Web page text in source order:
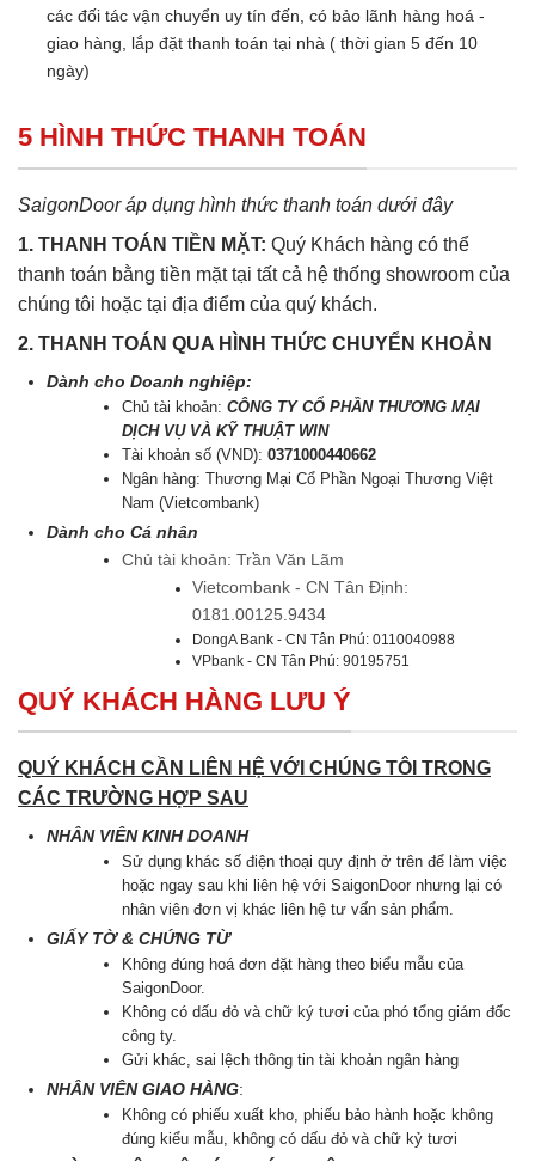
các đối tác vận chuyển uy tín đến, có bảo lãnh hàng hoá -
giao hàng, lắp đặt thanh toán tại nhà ( thời gian 5 đến 10
ngày)
5 HÌNH THỨC THANH TOÁN
SaigonDoor áp dụng hình thức thanh toán dưới đây
1. THANH TOÁN TIỀN MẶT: Quý Khách hàng có thể
thanh toán bằng tiền mặt tại tất cả hệ thống showroom của
chúng tôi hoặc tại địa điểm của quý khách.
2. THANH TOÁN QUA HÌNH THỨC CHUYỂN KHOẢN
Dành cho Doanh nghiệp:
Chủ tài khoản:CÔNG TY CỔ PHẦN THƯƠNG MẠI
DỊCH VỤ VÀ KỸ THUẬT WIN
Tài khoản số (VND):0371000440662
Ngân hàng: Thương Mại Cổ Phần Ngoại Thương Việt
Nam (Vietcombank)
Dành cho Cá nhân
Chủ tài khoản: Trần Văn Lãm
Vietcombank - CN Tân Định:
0181.00125.9434
DongA Bank - CN Tân Phú: 0110040988
VPbank - CN Tân Phú: 90195751
QUÝ KHÁCH HÀNG LƯU Ý
QUÝ KHÁCH CẦN LIÊN HỆ VỚI CHÚNG TÔI TRONG
CÁC TRƯỜNG HỢP SAU
NHÂN VIÊN KINH DOANH
Sử dụng khác số điện thoại quy định ở trên để làm việc
hoặc ngay sau khi liên hệ với SaigonDoor nhưng lại có
nhân viên đơn vị khác liên hệ tư vấn sản phẩm.
GIẤY TỜ & CHỨNG TỪ
Không đúng hoá đơn đặt hàng theo biểu mẫu của
SaigonDoor.
Không có dấu đỏ và chữ ký tươi của phó tổng giám đốc
công ty.
Gửi khác, sai lệch thông tin tài khoản ngân hàng
NHÂN VIÊN GIAO HÀNG:
Không có phiếu xuất kho, phiếu bảo hành hoặc không
đúng kiểu mẫu, không có dấu đỏ và chữ kỷ tươi